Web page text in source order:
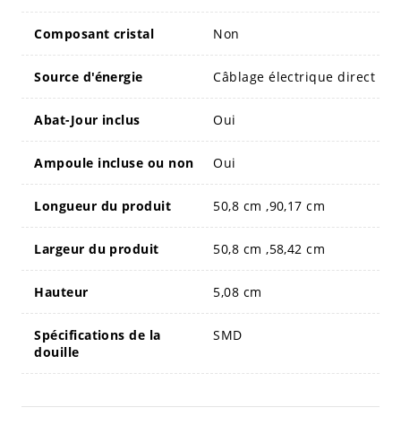
Composant cristal Non
Source d'énergie Câblage électrique direct
Abat-Jour inclus Oui
Ampoule incluse ou non Oui
Longueur du produit 50,8 cm ,90,17 cm
Largeur du produit 50,8 cm ,58,42 cm
Hauteur 5,08 cm
Spécifications de la
douille
SMD